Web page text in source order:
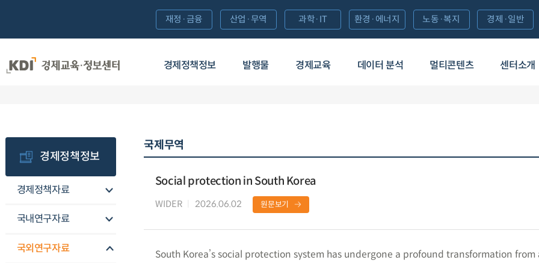
경제정책정보 발행물 경제교육 데이터 분석 멀티콘텐츠 센터소개
재정·금융 산업·무역 과학·IT 환경·에너지 노동·복지 경제·일반
경제정책정보
경제정책자료
국내연구자료
국외연구자료
국제무역
Social protection in South Korea
WIDER 2026.06.02 원문보기
South Korea’s social protection system has undergone a profound transformation from